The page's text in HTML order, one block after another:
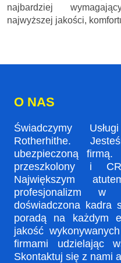
najbardziej
najwyższej jakości,
O NAS
Świadczymy
Rotherhithe.
ubezpieczoną firmą.
przeszkolony i
Największym
profesjonalizm w
doświadczona kadra
poradą na każdym
jakość
firmami udzielając
Skontaktuj się z nami